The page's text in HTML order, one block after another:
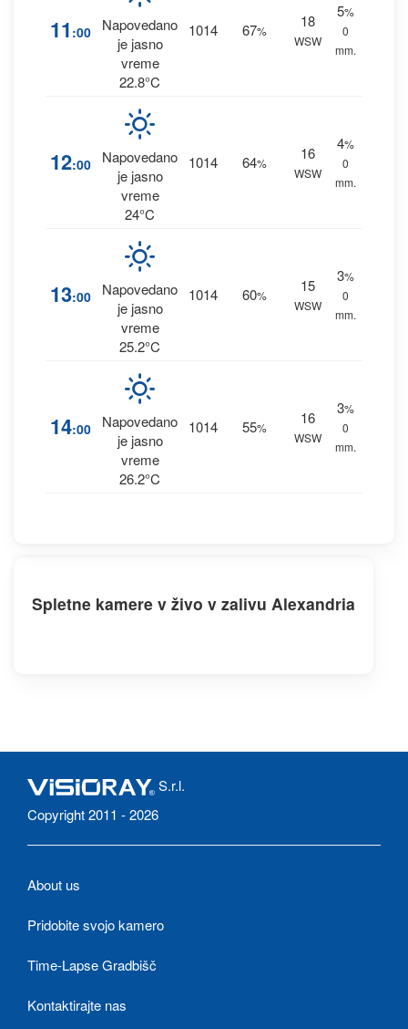
11 :00
Napovedano
je jasno
vreme
22.8°C
1014 67%
18
WSW
5%
0
mm.
12:00
Napovedano
je jasno
vreme
24°C
1014 64%
16
WSW
4%
0
mm.
13:00
Napovedano
je jasno
vreme
25.2°C
1014 60%
15
WSW
3%
0
mm.
14:00
Napovedano
je jasno
vreme
26.2°C
1014 55%
16
WSW
3%
0
mm.
Spletne kamere v živo v zalivu Alexandria
S.r.l.
Copyright 2011 - 2026
About us
Pridobite svojo kamero
Time-Lapse Gradbišč
Kontaktirajte nas